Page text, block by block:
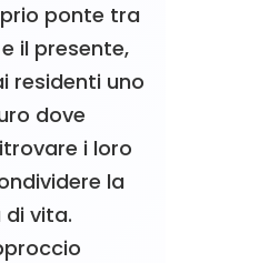
ponte tra
il presente,
residenti uno
dove
i loro
la
vita.